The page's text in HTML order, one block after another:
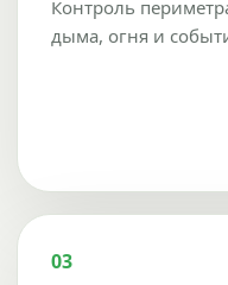
Контроль
дыма, огня и
03